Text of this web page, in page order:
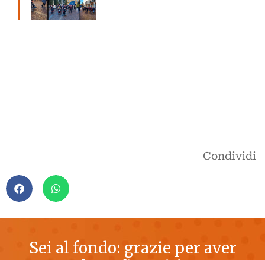
Condividi
Sei al fondo: grazie per aver